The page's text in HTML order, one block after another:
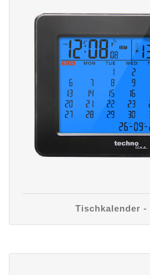
Tischkalender -